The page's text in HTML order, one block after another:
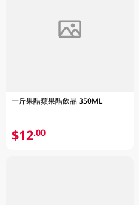
一斤果醋蘋果醋飲品 350ML
$12.00